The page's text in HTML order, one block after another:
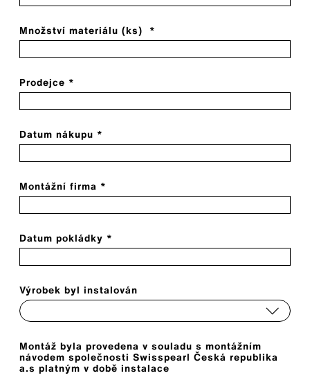
Množství materiálu (ks) *
Prodejce *
Datum nákupu *
Montážní firma *
Datum pokládky *
Výrobek byl instalován
Montáž byla provedena v souladu s montážním
návodem společnosti Swisspearl Česká republika
a.s platným v době instalace